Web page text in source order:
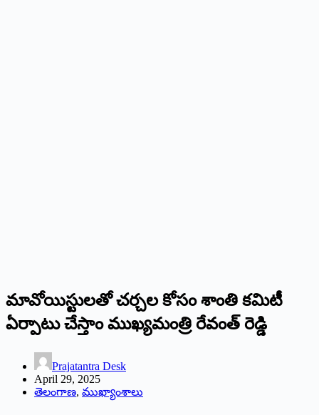
మావోయిస్టులతో చర్చల కోసం శాంతి కమిటీ
ఏర్పాటు చేస్తాం ముఖ్యమంత్రి రేవంత్ రెడ్డి
Prajatantra Desk
April 29, 2025
తెలంగాణ, ముఖ్యాంశాలు